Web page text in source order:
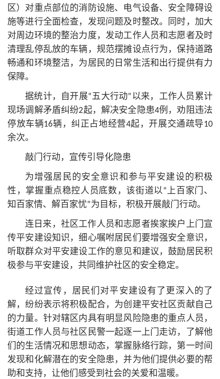
区）对重点部位的消防设施、电气设备、安全障碍设
施等进行全面检查，发现问题及时整改。同时，加大
对周边环境的整治力度，发动工作人员和志愿者及时
清理乱停乱放的车辆，规范摆摊设点行为，保持道路
畅通和环境整洁，为居民的日常生活和出行提供有力
保障。
据统计，自开展“五大行动”以来，工作人员累计
现场调解矛盾纠纷2起，解决安全隐患4例，劝阻违法
停放车辆16辆，纠正占地经营4起，开展交通疏导10
余次。
敲门行动，宣传引导化隐患
为增强居民的安全意识和参与平安建设的积极
性，掌握重点稳控人员底数，该街道以“上百家门、
知百家情、解百家忧”为目标，积极开展敲门行动。
连日来，社区工作人员和志愿者挨家挨户上门宣
传平安建设知识，细心嘱咐居民们要增强安全意识，
听取群众对平安建设工作的意见和建议，鼓励居民积
极参与平安建设，共同维护社区的安全稳定。
经过宣传，居民们对平安建设有了更深入的了
解，纷纷表示将积极配合，为创建平安社区贡献自己
的力量。针对辖区内具有明显风险隐患的重点人员，
街道工作人员与社区民警一起逐一上门走访，了解他
们的生活情况和思想动态，掌握脉络行踪，第一时间
发现和化解潜在的安全隐患，并为他们提供必要的帮
助和支持，让他们感受到社会的关爱和温暖。